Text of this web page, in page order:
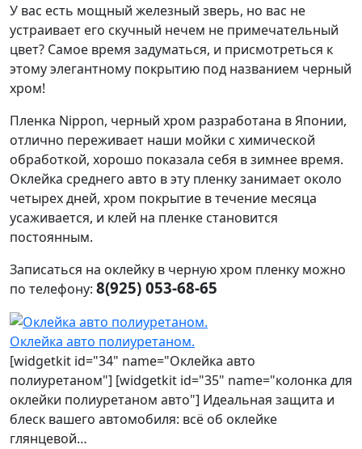
У вас есть мощный железный зверь, но вас не
устраивает его скучный нечем не примечательный
цвет? Самое время задуматься, и присмотреться к
этому элегантному покрытию под названием черный
хром!
Пленка Nippon, черный хром разработана в Японии,
отлично переживает наши мойки с химической
обработкой, хорошо показала себя в зимнее время.
Оклейка среднего авто в эту пленку занимает около
четырех дней, хром покрытие в течение месяца
усаживается, и клей на пленке становится
постоянным.
Записаться на оклейку в черную хром пленку можно
по телефону: 8(925) 053-68-65
Оклейка авто полиуретаном.
[widgetkit id="34" name="Оклейка авто
полиуретаном"] [widgetkit id="35" name="колонка для
оклейки полиуретаном авто"] Идеальная защита и
блеск вашего автомобиля: всё об оклейке
глянцевой…